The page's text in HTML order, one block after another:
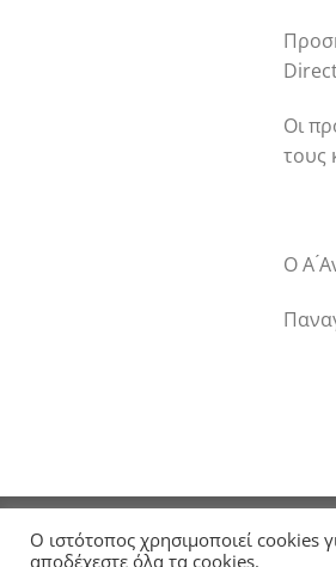
Οι
τους
Ο Α
Copyright 2026 ©
Ο ιστότοπος χρησιμοποιεί cookies
αποδέχεστε όλα τα cookies.